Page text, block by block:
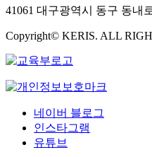
41061 대구광역시 동구 동내
Copyright© KERIS. ALL
네이버 블로그
인스타그램
유튜브